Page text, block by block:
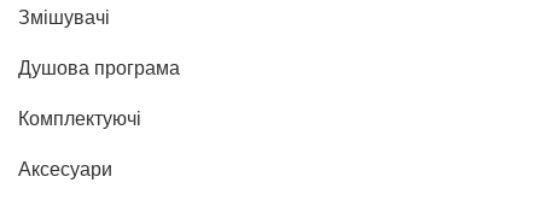
Змішувачі
Душова програма
Комплектуючі
Аксесуари